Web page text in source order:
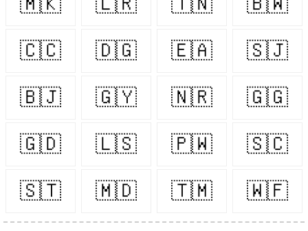
🇨🇨 🇩🇬 🇪🇦 🇸🇯
🇧🇯 🇬🇾 🇳🇷 🇬🇬
🇬🇩 🇱🇸 🇵🇼 🇸🇨
🇸🇹 🇲🇩 🇹🇲 🇼🇫